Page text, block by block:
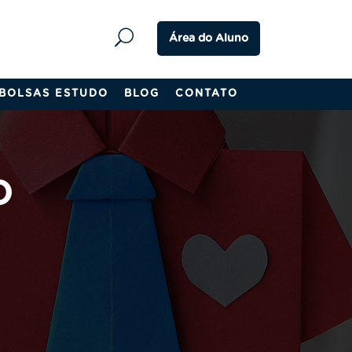
Área do Aluno
ESTUDO BLOG CONTATO